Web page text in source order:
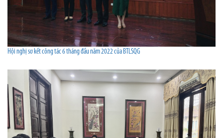
Hội nghị sơ kết công tác 6 tháng đầu năm 2022 của BTLSQG